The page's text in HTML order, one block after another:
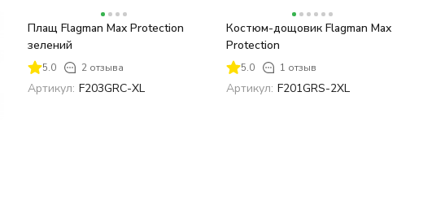
Плащ Flagman Max Protection
зелений
5.0 2 отзыва
Артикул: F203GRC-XL
Костюм-дощовик Flagman Max
Protection
5.0 1 отзыв
Артикул: F201GRS-2XL